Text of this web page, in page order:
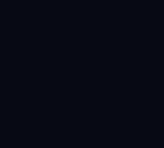
τηλεοπτικές